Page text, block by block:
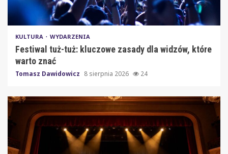
KULTURA WYDARZENIA
Festiwal tuż-tuż: kluczowe zasady dla widzów, które
warto znać
Tomasz Dawidowicz 8 sierpnia 2026 24